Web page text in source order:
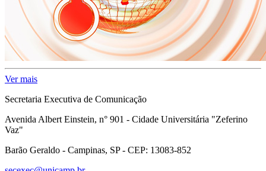
Ver mais
Secretaria Executiva de Comunicação
Avenida Albert Einstein, n° 901 - Cidade Universitária "Zeferino
Vaz"
Barão Geraldo - Campinas, SP - CEP: 13083-852